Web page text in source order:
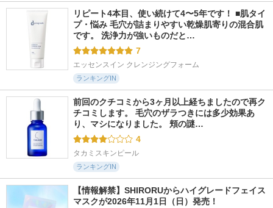
リピート4本目、使い続けて4〜5年です！ ■肌タイ
プ・悩み 毛穴が詰まりやすい乾燥肌寄りの混合肌
です。 洗浄力が強いものだと…
7
エッセンスイン クレンジングフォーム
ランキングIN
前回のクチコミから3ヶ月以上経ちましたので再ク
チコミします。 毛穴のザラつきには多少効果あ
り、マシになりました。 頬の謎…
4
タカミスキンピール
ランキングIN
【情報解禁】SHIRORUからハイグレードフェイス
マスクが2026年11月1日（日）発売！